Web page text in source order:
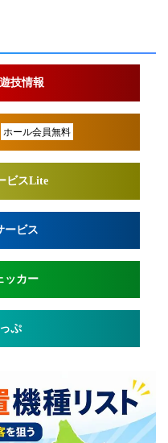
技情報
ホール会員無料
ビスLite
ービス
ッカー
ぷ